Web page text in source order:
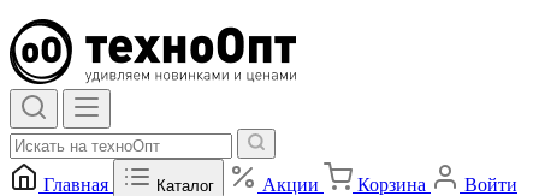
Главная Каталог Акции Корзина Войти